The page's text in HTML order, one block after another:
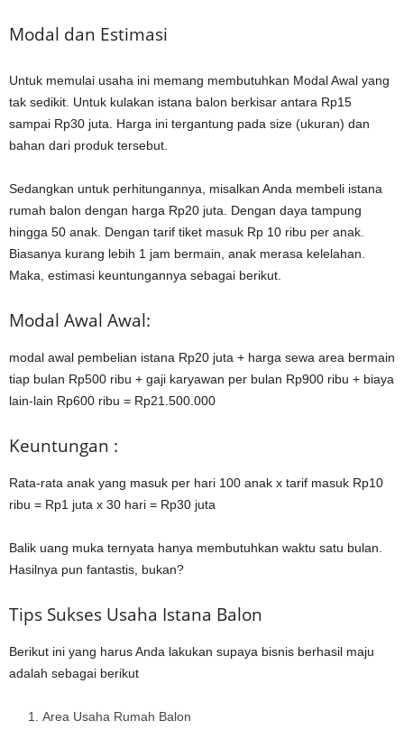
Modal dan Estimasi
Untuk memulai usaha ini memang membutuhkan Modal Awal yang
tak sedikit. Untuk kulakan istana balon berkisar antara Rp15
sampai Rp30 juta. Harga ini tergantung pada size (ukuran) dan
bahan dari produk tersebut.
Sedangkan untuk perhitungannya, misalkan Anda membeli istana
rumah balon dengan harga Rp20 juta. Dengan daya tampung
hingga 50 anak. Dengan tarif tiket masuk Rp 10 ribu per anak.
Biasanya kurang lebih 1 jam bermain, anak merasa kelelahan.
Maka, estimasi keuntungannya sebagai berikut.
Modal Awal Awal:
modal awal pembelian istana Rp20 juta + harga sewa area bermain
tiap bulan Rp500 ribu + gaji karyawan per bulan Rp900 ribu + biaya
lain-lain Rp600 ribu = Rp21.500.000
Keuntungan :
Rata-rata anak yang masuk per hari 100 anak x tarif masuk Rp10
ribu = Rp1 juta x 30 hari = Rp30 juta
Balik uang muka ternyata hanya membutuhkan waktu satu bulan.
Hasilnya pun fantastis, bukan?
Tips Sukses Usaha Istana Balon
Berikut ini yang harus Anda lakukan supaya bisnis berhasil maju
adalah sebagai berikut
Area Usaha Rumah Balon